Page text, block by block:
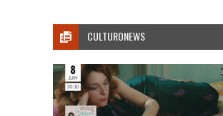
CULTURONEWS